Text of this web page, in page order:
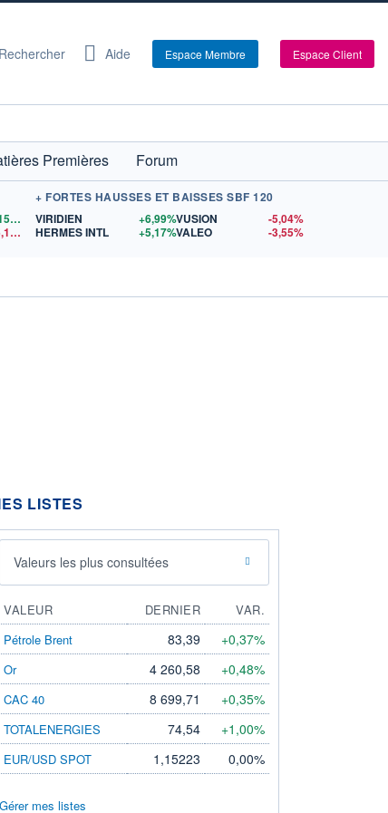
Rechercher Aide Espace Membre Espace Client
Premières
Forum
1,1522
$US
15,15$US
+ FORTES HAUSSES ET BAISSES SBF 120
VIRIDIEN
+6,99%
HERMES INTL
+5,17%
VUSION
-5,04%
VALEO
-3,55%
LISTES
Valeurs les plus consultées
VALEUR DERNIER
VAR.
Pétrole Brent
83,39 +0,37%
Or 4 260,58 +0,48%
CAC 40 8 699,71 +0,35%
TOTALENERGIES 74,54 +1,00%
EUR/USD SPOT 1,15223 0,00%
Gérer mes listes